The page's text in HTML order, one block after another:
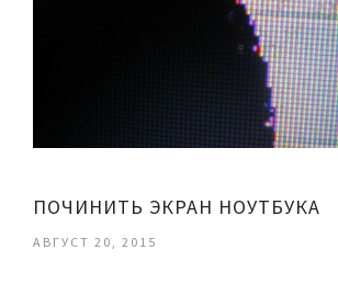
ПОЧИНИТЬ ЭКРАН НОУТБУКА
АВГУСТ 20, 2015